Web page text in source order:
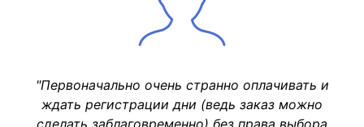
"Первоначально очень странно оплачивать и
ждать регистрации дни (ведь заказ можно
сделать заблаговременно) без права выбора